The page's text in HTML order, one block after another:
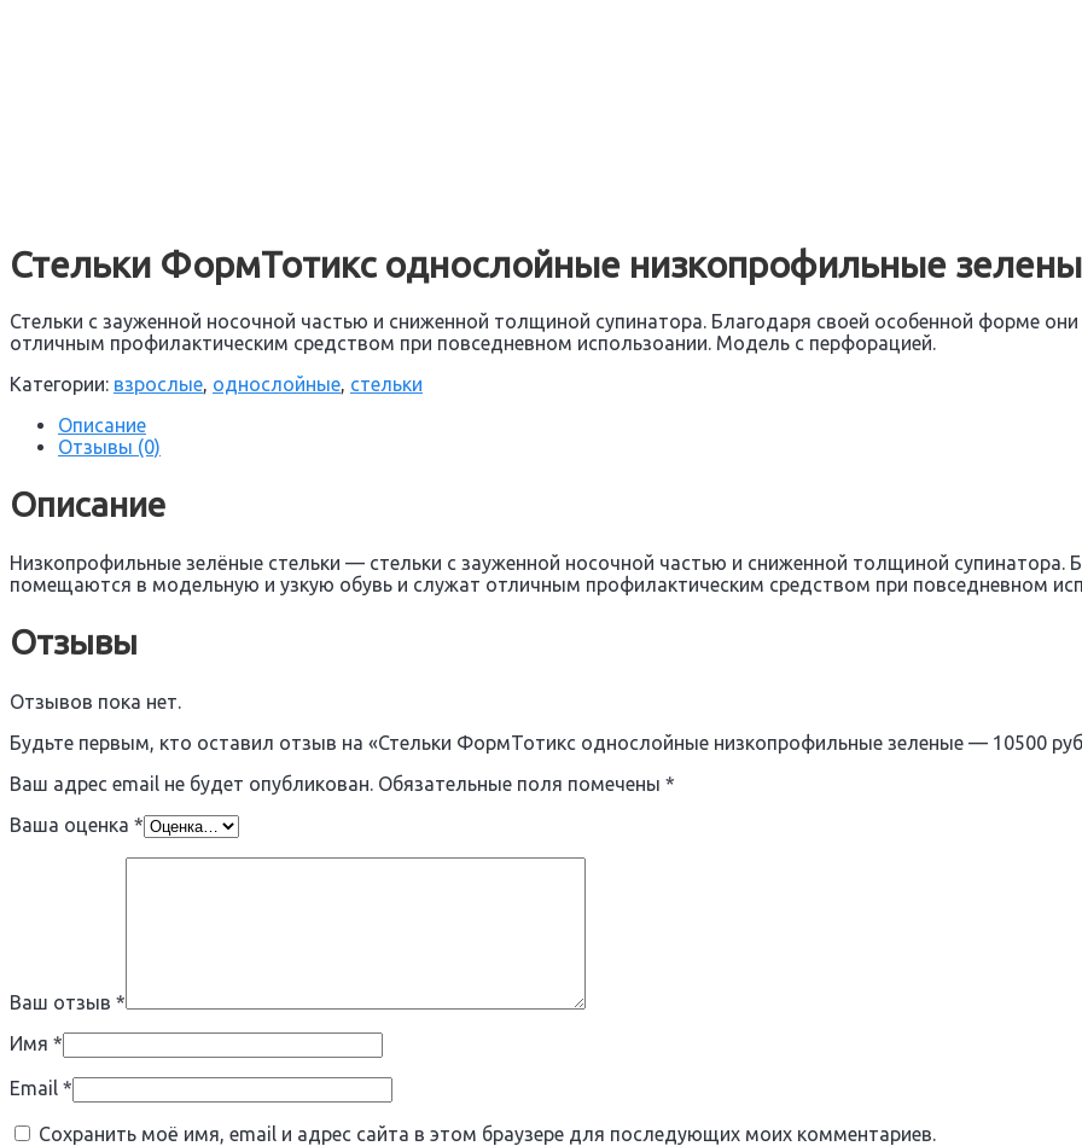
Стельки ФормТотикс однослойные низкопрофильные
Стельки с зауженной носочной частью и сниженной толщиной супинатора. Благодаря своей особенной форме
отличным профилактическим средством при повседневном использоании. Модель с перфорацией.
Категории: взрослые, однослойные, стельки
Описание
Отзывы (0)
Описание
Низкопрофильные зелёные стельки — стельки с зауженной носочной частью и сниженной толщиной супинатора.
помещаются в модельную и узкую обувь и служат отличным профилактическим средством при повседневном
Отзывы
Отзывов пока нет.
Будьте первым, кто оставил отзыв на «Стельки ФормТотикс однослойные низкопрофильные зеленые — 10500
Ваш адрес email не будет опубликован. Обязательные поля помечены *
Ваша оценка *
Ваш отзыв *
Имя *
Email *
Сохранить моё имя, email и адрес сайта в этом браузере для последующих моих комментариев.